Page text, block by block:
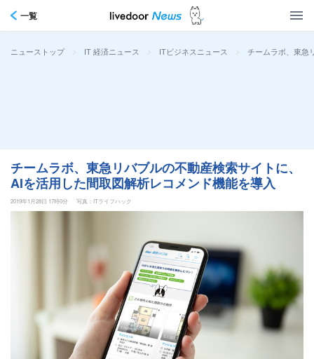
一覧
ニューストップ > IT 経済ニュース > ITビジネスニュース > チームラボ、東急
チームラボ、東急リバブルの不動産検索サイトに、
AIを活用した間取図解析レコメンド機能を導入
2019年1月28日 17時0分 写真：ITライフハック